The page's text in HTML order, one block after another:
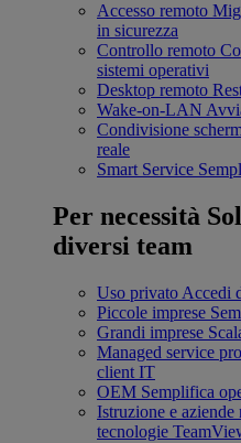
Accesso remoto
in sicurezza
Controllo remoto
sistemi operativi
Desktop remoto
Wake-on-LAN
Condivisione
reale
Smart Service
Per necessità
diversi team
Uso privato Accedi
Piccole imprese
Grandi imprese
Managed service
client IT
OEM Semplifica
Istruzione e
tecnologie